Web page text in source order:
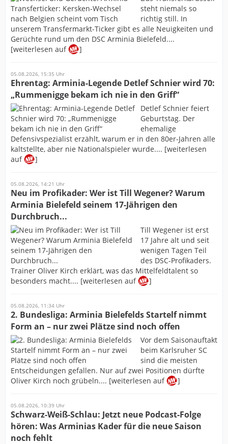
steht niemals so
richtig still. In
unserem Transfermarkt-Ticker gibt es alle Neuigkeiten und
Gerüchte rund um den DSC Arminia Bielefeld....
[weiterlesen auf
]
05.08.2026, 15:35 Uhr
Ehrentag: Arminia-Legende Detlef Schnier wird 70:
„Rummenigge bekam ich nie in den Griff“
Detlef Schnier feiert
Geburtstag. Der
ehemalige
Defensivspezialist erzählt, warum er in den 80er-Jahren alle
kaltstellte, aber nie Nationalspieler wurde.... [weiterlesen
auf
]
05.08.2026, 14:21 Uhr
Neu im Profikader: Wer ist Till Wegener? Warum
Arminia Bielefeld seinem 17-Jährigen den
Durchbruch...
Till Wegener ist erst
17 Jahre alt und seit
wenigen Tagen Teil
des DSC-Profikaders.
Trainer Oliver Kirch erklärt, was das Mittelfeldtalent so
besonders macht.... [weiterlesen auf
]
05.08.2026, 11:34 Uhr
2. Bundesliga: Arminia Bielefelds Startelf nimmt
Form an – nur zwei Plätze sind noch offen
Vor dem Saisonauftakt
beim Karlsruher SC
sind die meisten
Entscheidungen gefallen. Nur auf zwei Positionen dürfte
Oliver Kirch noch grübeln.... [weiterlesen auf
]
05.08.2026, 10:39 Uhr
Schwarz-Weiß-Schlau: Jetzt neue Podcast-Folge
hören: Was Arminias Kader für die neue Saison
noch fehlt